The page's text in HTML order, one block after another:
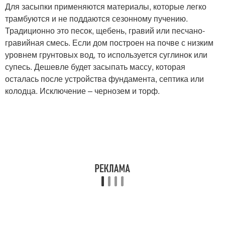
Для засыпки применяются материалы, которые легко
трамбуются и не поддаются сезонному пучению.
Традиционно это песок, щебень, гравий или песчано-
гравийная смесь. Если дом построен на почве с низким
уровнем грунтовых вод, то используется суглинок или
супесь. Дешевле будет засыпать массу, которая
осталась после устройства фундамента, септика или
колодца. Исключение – чернозем и торф.